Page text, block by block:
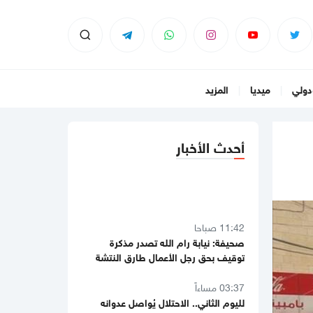
ميديا المزيد
أحدث الأخبار
03:37 مساءاً
لليوم الثاني.. الاحتلال يُواصل عدوانه
01:59 مساءاً